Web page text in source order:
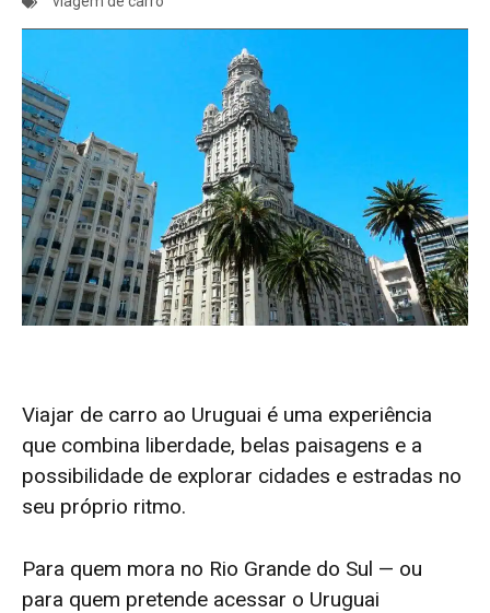
Viajar de carro ao Uruguai é uma experiência
que combina liberdade, belas paisagens e a
possibilidade de explorar cidades e estradas no
seu próprio ritmo.
Para quem mora no Rio Grande do Sul — ou
para quem pretende acessar o Uruguai